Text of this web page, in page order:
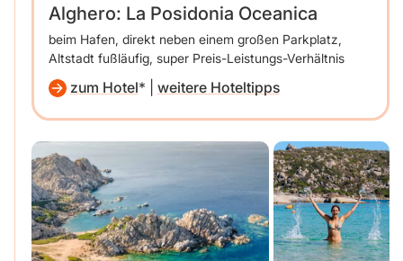
Alghero: La Posidonia Oceanica
beim Hafen, direkt neben einem großen Parkplatz,
Altstadt fußläufig, super Preis-Leistungs-Verhältnis
zum Hotel weitere Hoteltipps